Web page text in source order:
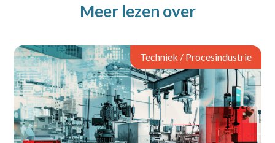
Meer lezen over
Techniek / Procesindustrie